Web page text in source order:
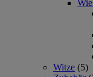
Witze (5)